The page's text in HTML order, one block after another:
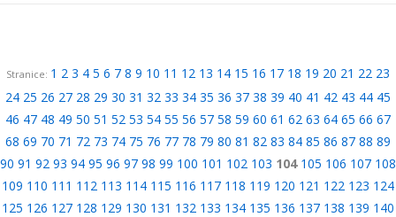
Stranice: 1 2 3 4 5 6 7 8 9 10 11 12 13 14 15 16 17 18 19 20 21 22 23
24 25 26 27 28 29 30 31 32 33 34 35 36 37 38 39 40 41 42 43 44 45
46 47 48 49 50 51 52 53 54 55 56 57 58 59 60 61 62 63 64 65 66 67
68 69 70 71 72 73 74 75 76 77 78 79 80 81 82 83 84 85 86 87 88 89
90 91 92 93 94 95 96 97 98 99 100 101 102 103 104 105 106 107 108
109 110 111 112 113 114 115 116 117 118 119 120 121 122 123 124
125 126 127 128 129 130 131 132 133 134 135 136 137 138 139 140